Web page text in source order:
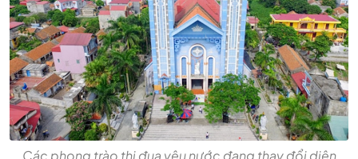
Các phong trào thi đua yêu nước đang thay đổi diện